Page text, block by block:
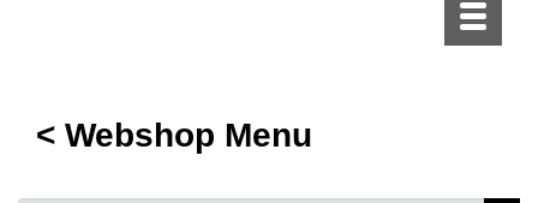
Toggle
< Webshop Menu